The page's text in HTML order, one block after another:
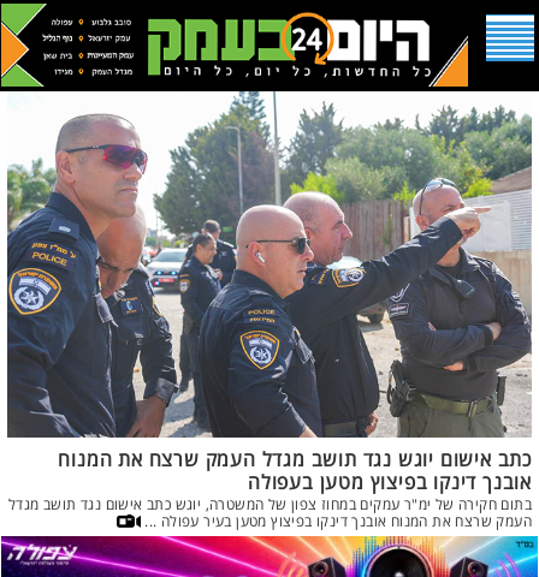
כתב אישום יוגש נגד תושב מגדל העמק שרצח את המנוח
אובנך דינקו בפיצוץ מטען בעפולה
בתום חקירה של ימ"ר עמקים במחוז צפון של המשטרה, יוגש כתב אישום נגד תושב מגדל
העמק שרצח את המנוח אובנך דינקו בפיצוץ מטען בעיר עפולה ...